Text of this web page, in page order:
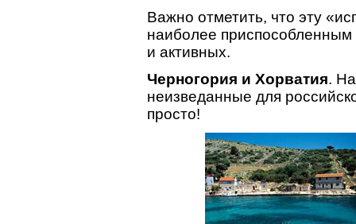
Важно отметить, что эту
наиболее
и активных.
Черногория и Хорватия.
неизведанные для
просто!